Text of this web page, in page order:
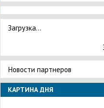
Загрузка...
Новости партнеров
КАРТИНА ДНЯ